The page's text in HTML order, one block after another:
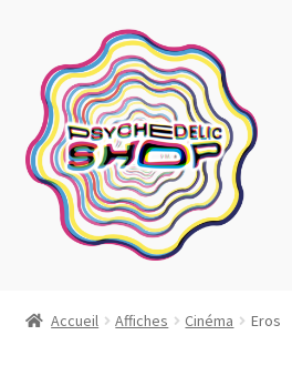
navigation
contenu
Accueil Affiches Cinéma Eros